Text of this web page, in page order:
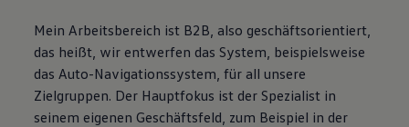
Mein Arbeitsbereich ist B2B, also geschäftsorientiert,
das heißt, wir entwerfen das System, beispielsweise
das Auto-Navigationssystem, für all unsere
Zielgruppen. Der Hauptfokus ist der Spezialist in
seinem eigenen Geschäftsfeld, zum Beispiel in der